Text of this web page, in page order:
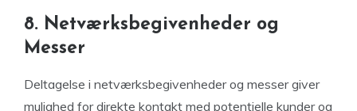
8. Netværksbegivenheder og
Messer
Deltagelse i netværksbegivenheder og messer giver
mulighed for direkte kontakt med potentielle kunder og